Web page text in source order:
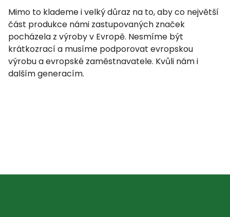
Mimo to klademe i velký důraz na to, aby co největší
část produkce námi zastupovaných značek
pocházela z výroby v Evropě. Nesmíme být
krátkozrací a musíme podporovat evropskou
výrobu a evropské zaměstnavatele. Kvůli nám i
dalším generacím.